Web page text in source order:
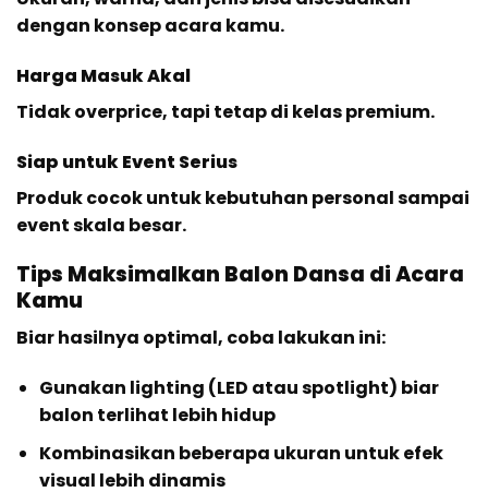
dengan konsep acara kamu.
Harga Masuk Akal
Tidak overprice, tapi tetap di kelas premium.
Siap untuk Event Serius
Produk cocok untuk kebutuhan personal sampai
event skala besar.
Tips Maksimalkan Balon Dansa di Acara
Kamu
Biar hasilnya optimal, coba lakukan ini:
Gunakan lighting (LED atau spotlight) biar
balon terlihat lebih hidup
Kombinasikan beberapa ukuran untuk efek
visual lebih dinamis